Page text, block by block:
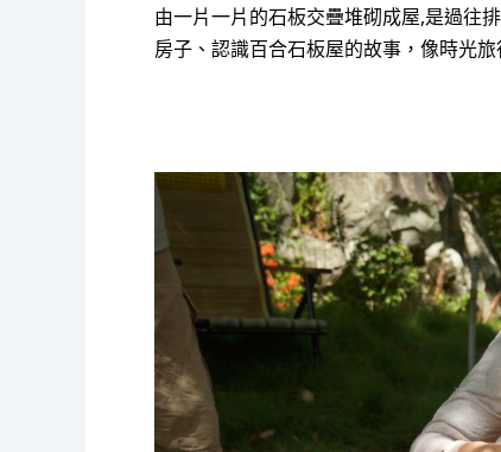
由一片一片的石板交疊堆砌成屋,是過往
房子、認識百合石板屋的故事，像時光